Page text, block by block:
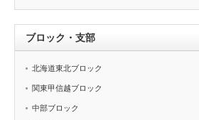
ブロック・支部
北海道東北ブロック
関東甲信越ブロック
中部ブロック